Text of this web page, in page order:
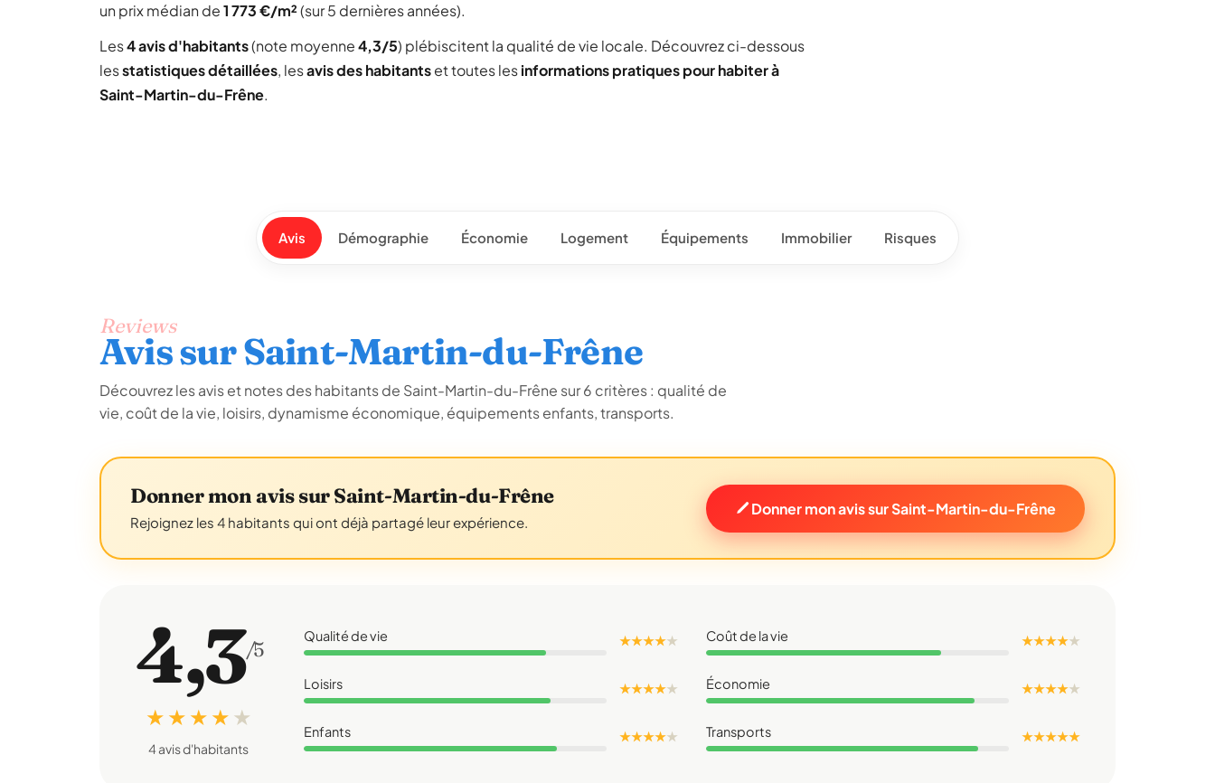
un prix médian de1 773 €/m²(sur 5 dernières années).
Les4 avis d'habitants(note moyenne4,3/5) plébiscitent la qualité de vie locale. Découvrez ci-dessous
lesstatistiques détaillées, lesavis des habitantset toutes lesinformations pratiques pour habiter à
Saint-Martin-du-Frêne.
Avis Démographie Économie Logement Équipements Immobilier Risques
Reviews
Avis sur Saint-Martin-du-Frêne
Découvrez les avis et notes des habitants de Saint-Martin-du-Frêne sur 6 critères : qualité de
vie, coût de la vie, loisirs, dynamisme économique, équipements enfants, transports.
Donner mon avis sur Saint-Martin-du-Frêne
Rejoignez les 4 habitants qui ont déjà partagé leur expérience.
Donner mon avis sur Saint-Martin-du-Frêne
4,3/5
★ ★ ★ ★ ★
4 avis d'habitants
Qualité de vie ★ ★ ★ ★★ Coût de la vie ★ ★ ★ ★★
Loisirs ★ ★ ★ ★★ Économie ★ ★ ★ ★★
Enfants ★ ★ ★ ★★ Transports ★ ★ ★ ★ ★